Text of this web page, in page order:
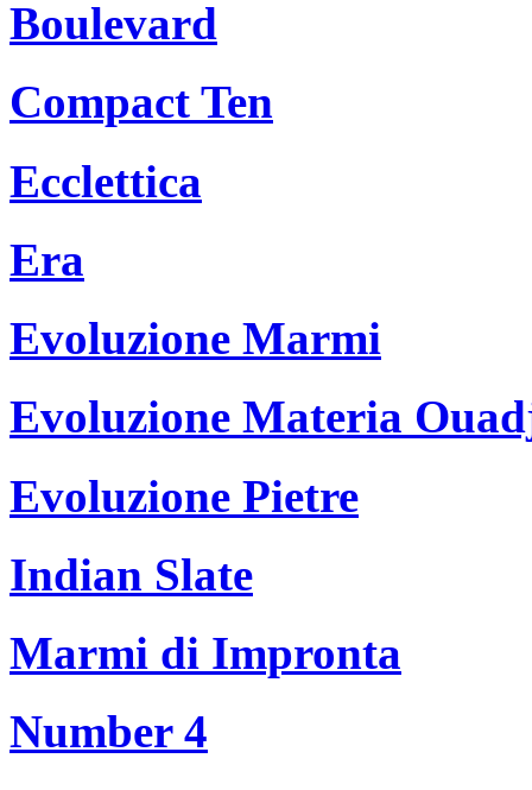
Boulevard
Compact Ten
Ecclettica
Era
Evoluzione Marmi
Evoluzione Materia
Evoluzione Pietre
Indian Slate
Marmi di Impronta
Number 4